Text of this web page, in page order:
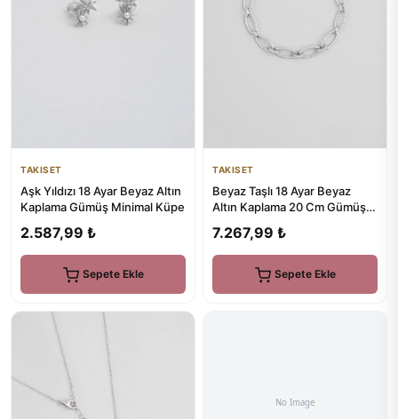
TAKISET
Aşk Yıldızı 18 Ayar Beyaz Altın
Kaplama Gümüş Minimal Küpe
2.587,99 ₺
Sepete Ekle
TAKISET
Beyaz Taşlı 18 Ayar Beyaz
Altın Kaplama 20 Cm Gümüş
7.267,99 ₺
Sepete Ekle